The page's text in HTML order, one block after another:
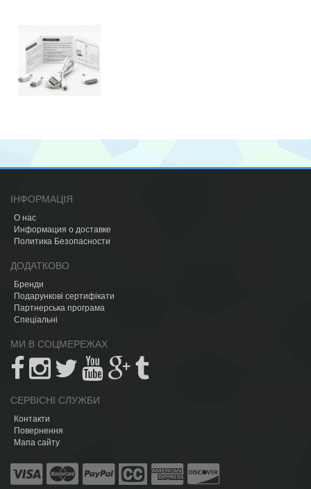
ІНФОРМАЦІЯ
О нас
Информация о доставке
Политика Безопасности
ДОДАТКОВО
Бренди
Подарункові сертифікати
Партнерська програма
Спеціальні
МИ В СОЦМЕРЕЖАХ
СЕРВІСНІ СЛУЖБИ
Контакти
Повернення
Мапа сайту